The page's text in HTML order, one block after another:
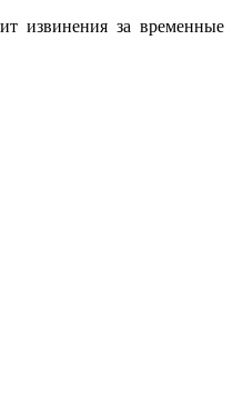
извинения за временные